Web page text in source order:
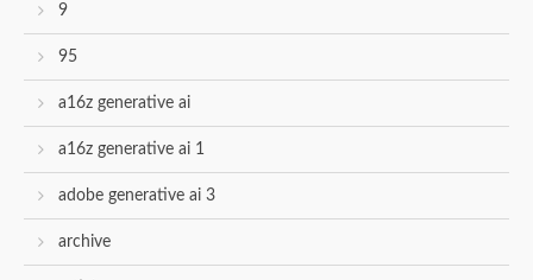
9
95
a16z generative ai
a16z generative ai 1
adobe generative ai 3
archive